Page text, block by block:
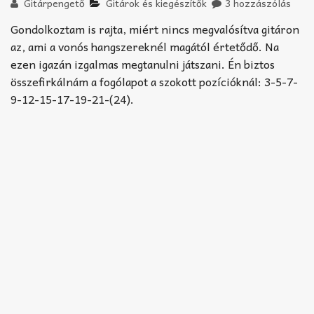
TABok
Improvizáció
Gondolkoztam is rajta, miért nincs megvalósítva gitáron
az, ami a vonós hangszereknél magától értetődő. Na
ezen igazán izgalmas megtanulni játszani. Én biztos
összefirkálnám a fogólapot a szokott pozícióknál: 3-5-7-
9-12-15-17-19-21-(24).